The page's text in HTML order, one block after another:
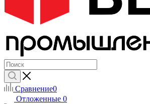
Сравнение0
Отложенные 0